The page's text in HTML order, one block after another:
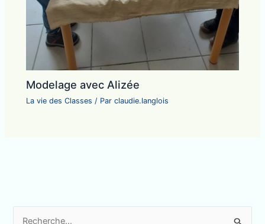
Modelage avec Alizée
La vie des Classes / Parclaudie.langlois